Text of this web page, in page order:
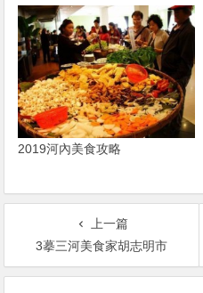
2019河內美食攻略
上一篇
3摹三河美食家胡志明市